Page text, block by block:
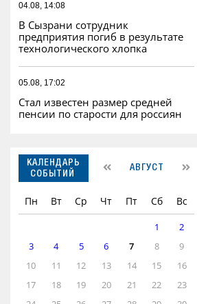
04.08, 14:08
В Сызрани сотрудник
предприятия погиб в результате
технологического хлопка
05.08, 17:02
Стал известен размер средней
пенсии по старости для россиян
КАЛЕНДАРЬ
СОБЫТИЙ
АВГУСТ
Пн Вт Ср Чт Пт Сб Вс
1
2
3
4 5 6 7 8
9
10
11 12 13 14 15
16
17
18 19 20 21 22
23